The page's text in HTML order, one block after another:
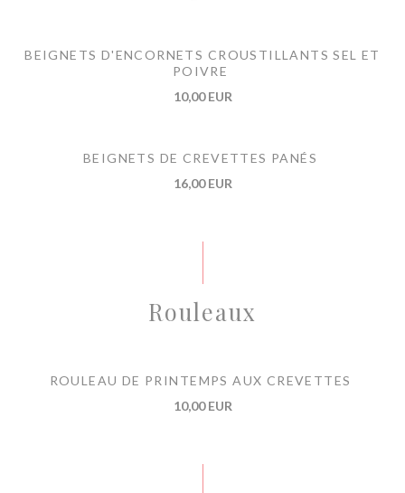
BEIGNETS D'ENCORNETS CROUSTILLANTS SEL ET
POIVRE
10,00 EUR
BEIGNETS DE CREVETTES PANÉS
16,00 EUR
Rouleaux
ROULEAU DE PRINTEMPS AUX CREVETTES
10,00 EUR